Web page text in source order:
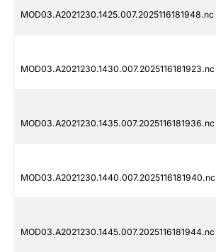
MOD03.A2021230.1425.007.2025116181948.nc
MOD03.A2021230.1430.007.2025116181923.nc
MOD03.A2021230.1435.007.2025116181936.nc
MOD03.A2021230.1440.007.2025116181940.nc
MOD03.A2021230.1445.007.2025116181944.nc